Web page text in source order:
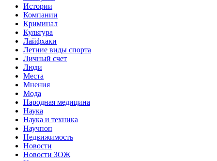
Истории
Компании
Криминал
Культура
Лайфхаки
Летние виды спорта
Личный счет
Люди
Места
Мнения
Мода
Народная медицина
Наука
Наука и техника
Научпоп
Недвижимость
Новости
Новости ЗОЖ